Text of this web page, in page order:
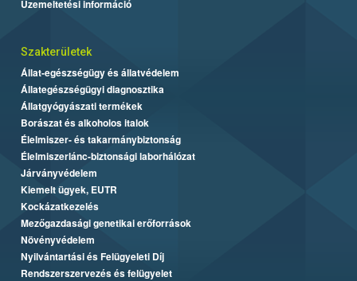
Üzemeltetési információ
Szakterületek
Állat-egészségügy és állatvédelem
Állategészségügyi diagnosztika
Állatgyógyászati termékek
Borászat és alkoholos italok
Élelmiszer- és takarmánybiztonság
Élelmiszerlánc-biztonsági laborhálózat
Járványvédelem
Kiemelt ügyek, EUTR
Kockázatkezelés
Mezőgazdasági genetikai erőforrások
Növényvédelem
Nyilvántartási és Felügyeleti Díj
Rendszerszervezés és felügyelet